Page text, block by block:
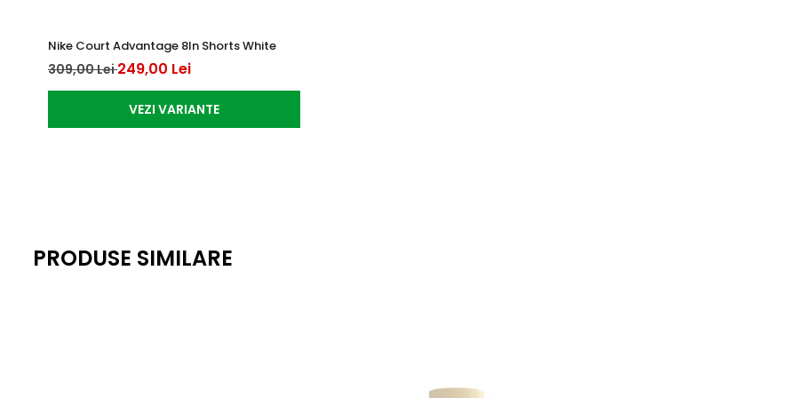
Nike Court Advantage 8In Shorts White
309,00 Lei249,00 Lei
VEZI VARIANTE
PRODUSE SIMILARE